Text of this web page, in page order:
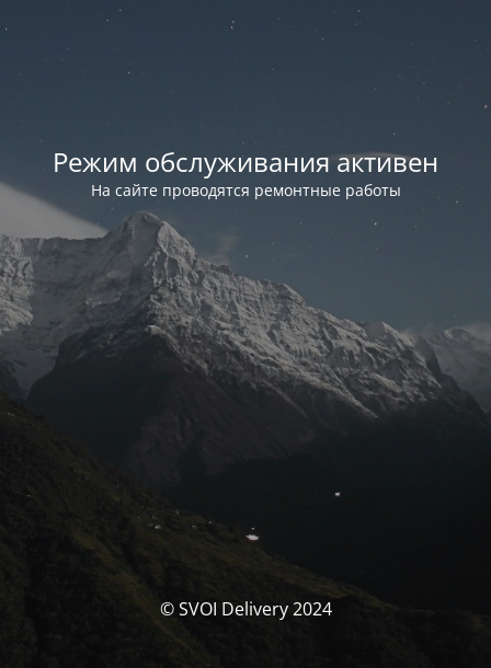
Режим обслуживания активен
На сайте проводятся ремонтные работы
© SVOI Delivery 2024